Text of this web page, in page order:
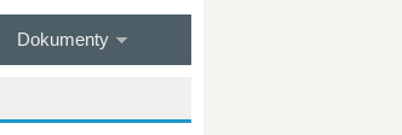
Dokumenty